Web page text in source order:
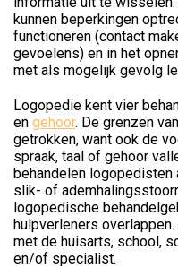
kunnen beperkingen
functioneren (contact
gevoelens) en in het
met als mogelijk gevolg
Logopedie kent vier
en gehoor. De grenzen
getrokken, want ook de
spraak, taal of gehoor
behandelen
slik- of
logopedische
hulpverleners
met de huisarts, school,
en/of specialist.